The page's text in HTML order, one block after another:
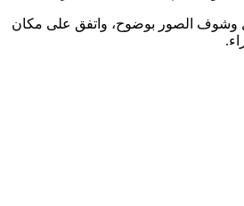
وشوف الصور بوضوح، واتفق على مكان